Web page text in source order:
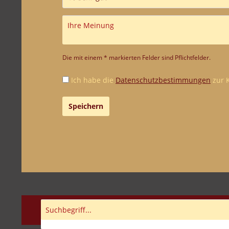
Die mit einem * markierten Felder sind Pflichtfelder.
Ich habe die Datenschutzbestimmungen zur
Speichern